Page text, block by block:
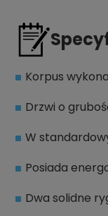
Korpus
Drzwi o
W
Posiada
Dwa solidne